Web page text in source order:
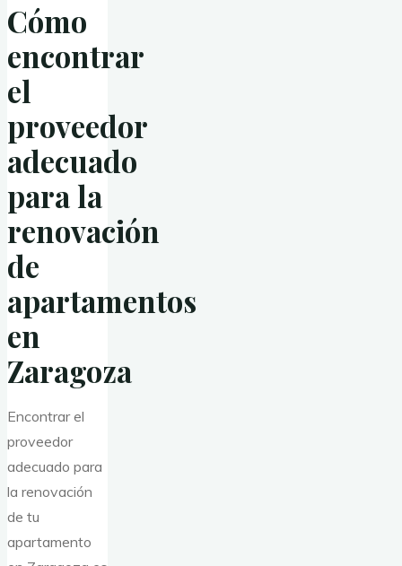
Cómo
encontrar
el
proveedor
adecuado
para la
renovación
de
apartamentos
en
Zaragoza
Encontrar el
proveedor
adecuado para
la renovación
de tu
apartamento